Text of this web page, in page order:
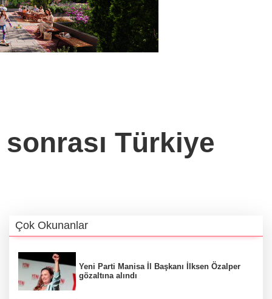
Türkiye
Çok Okunanlar
Yeni Parti Manisa İl Başkanı İlksen Özalper
gözaltına alındı